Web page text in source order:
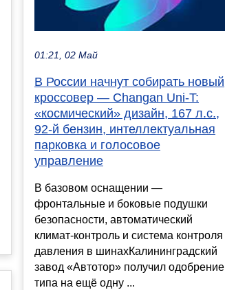
01:21, 02 Май
В России начнут собирать новый
кроссовер — Changan Uni-T:
«космический» дизайн, 167 л.с.,
92-й бензин, интеллектуальная
парковка и голосовое
управление
В базовом оснащении —
фронтальные и боковые подушки
безопасности, автоматический
климат-контроль и система контроля
давления в шинахКалининградский
завод «Автотор» получил одобрение
типа на ещё одну ...